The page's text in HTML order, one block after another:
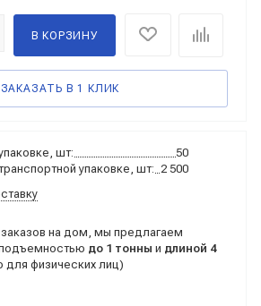
В КОРЗИНУ
ЗАКАЗАТЬ В 1 КЛИК
шт:
50
упаковке, шт: 2 500
на дом, мы предлагаем
до 1 тонны и длиной 4
для физических лиц)